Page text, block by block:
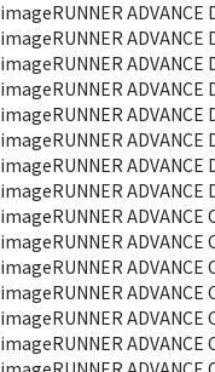
imageRUNNER ADVANCE
imageRUNNER ADVANCE
imageRUNNER ADVANCE
imageRUNNER ADVANCE
imageRUNNER ADVANCE
imageRUNNER ADVANCE
imageRUNNER ADVANCE
imageRUNNER ADVANCE
imageRUNNER ADVANCE
imageRUNNER ADVANCE
imageRUNNER ADVANCE
imageRUNNER ADVANCE
imageRUNNER ADVANCE
imageRUNNER ADVANCE